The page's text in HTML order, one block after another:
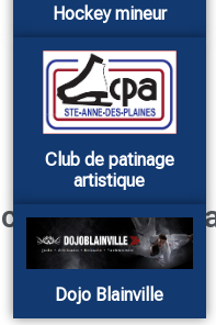
Hockey mineur
Club de patinage
artistique
Dojo Blainville